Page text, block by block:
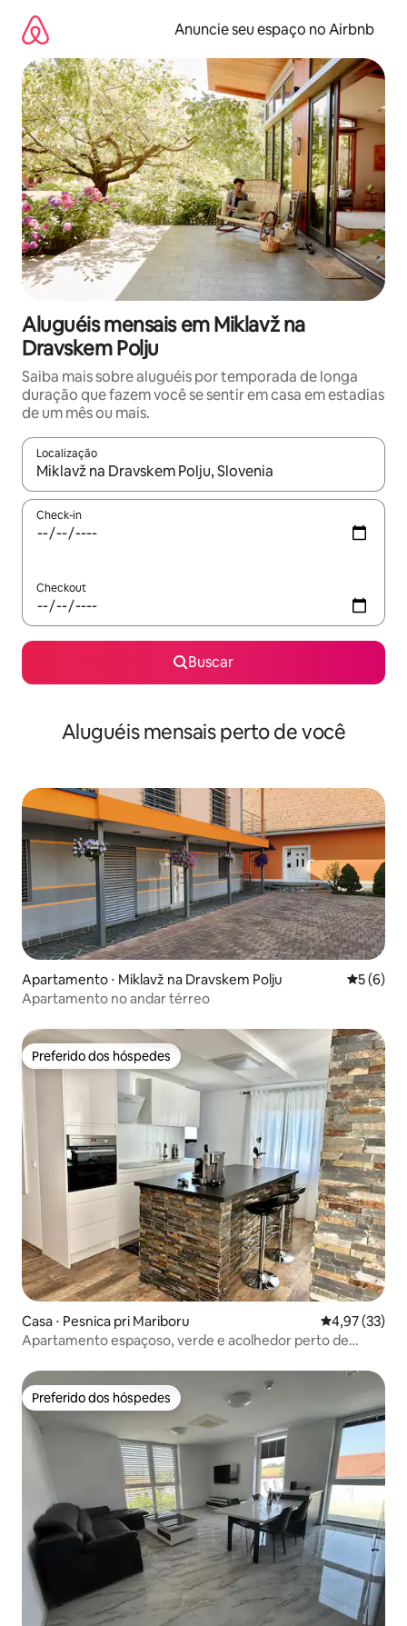
para
conteúdo
Anuncie seu espaço no Airbnb
Aluguéis mensais em Miklavž na
Dravskem Polju
Saiba mais sobre aluguéis por temporada de longa
duração que fazem você se sentir em casa em estadias
de um mês ou mais.
Localização
Quando os resultados estiverem disponíveis, explore-os
Check-in
Checkout
Buscar
Aluguéis mensais perto de você
Apartamento ⋅ Miklavž na Dravskem Polju 5 de
5 (6)
Apartamento no andar térreo
Preferido dos hóspedes
Preferido dos hóspedes
Casa ⋅ Pesnica pri Mariboru 4,97 de uma
4,97 (33)
Apartamento espaçoso, verde e acolhedor perto de
Preferido dos hóspedes
Preferido dos hóspedes